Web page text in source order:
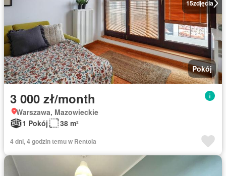
15zdjęcia
Pokój
3 000 zł/month
Warszawa, Mazowieckie
1 Pokój
38 m²
4 dni, 4 godzin temu w Rentola